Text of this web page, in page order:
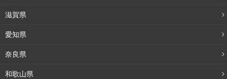
滋賀県
愛知県
奈良県
和歌山県